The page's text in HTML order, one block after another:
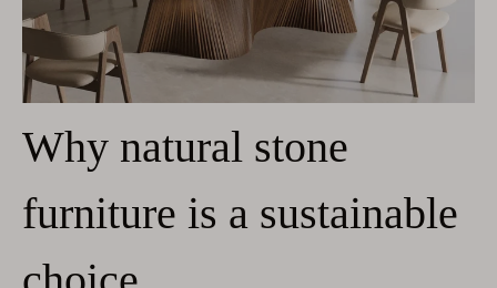
Why natural stone
furniture is a sustainable